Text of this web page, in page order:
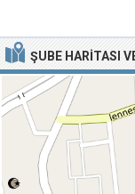
ŞUBE HARITASI